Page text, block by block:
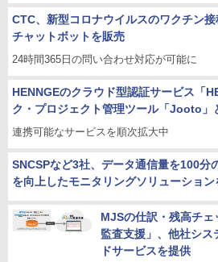
CTC、新型コロナウイルスのワクチン
チャットボットを販売
24時間365日の問い合わせ対応が可能に
HENNGEのクラウド型認証サービス「
ク・プロジェクト管理ツール「Jooto」
連携可能なサービスを順次拡大中
SNCSPなど3社、データ通信量を100分
を向上したモニタリングソリューション
MJSの仕訳・残高チ
監査支援」、他社シス
ドサービスを提供